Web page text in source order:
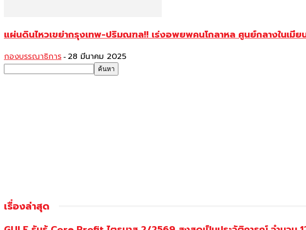
แผ่นดินไหวเขย่ากรุงเทพ-ปริมณฑล!! เร่งอพยพคนโกลาหล ศูนย์กลางในเมีย
กองบรรณาธิการ - 28 มีนาคม 2025
เรื่องล่าสุด